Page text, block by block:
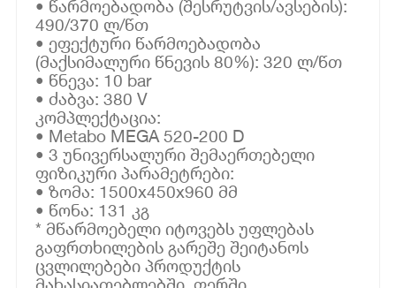
• წარმოებადობა (შესრუტვის/ავსების):
490/370 ლ/წთ
• ეფექტური წარმოებადობა
(მაქსიმალური წნევის 80%): 320 ლ/წთ
• წნევა: 10 bar
• ძაბვა: 380 V
კომპლექტაცია:
• Metabo MEGA 520-200 D
• 3 უნივერსალური შემაერთებელი
ფიზიკური პარამეტრები:
• ზომა: 1500x450x960 მმ
• წონა: 131 კგ
* მწარმოებელი იტოვებს უფლებას
გაფრთხილების გარეშე შეიტანოს
ცვლილებები პროდუქტის
მახასიათებლებში, ფერში,